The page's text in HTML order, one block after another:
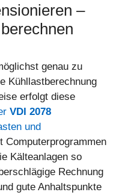
–
genau zu
Kühllastberechnung
erfolgt diese
VDI 2078
und
Computerprogrammen
Kälteanlagen so
Rechnung
gute Anhaltspunkte